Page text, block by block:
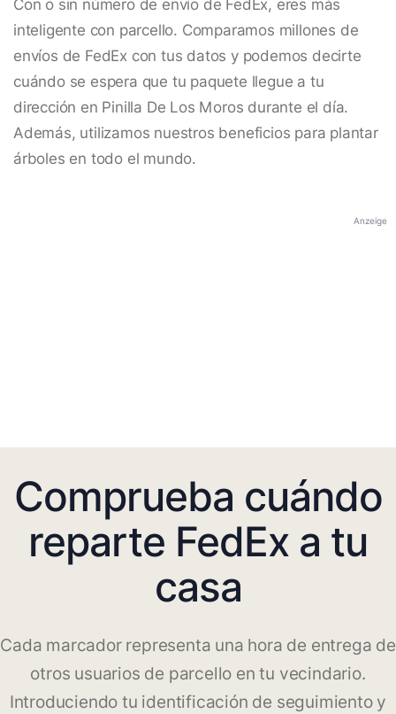
Con o sin número de envío de FedEx, eres más
inteligente con parcello. Comparamos millones de
envíos de FedEx con tus datos y podemos decirte
cuándo se espera que tu paquete llegue a tu
dirección en Pinilla De Los Moros durante el día.
Además, utilizamos nuestros beneficios para plantar
árboles en todo el mundo.
Anzeige
Comprueba cuándo
reparte FedEx a tu
casa
Cada marcador representa una hora de entrega de
otros usuarios de parcello en tu vecindario.
Introduciendo tu identificación de seguimiento y